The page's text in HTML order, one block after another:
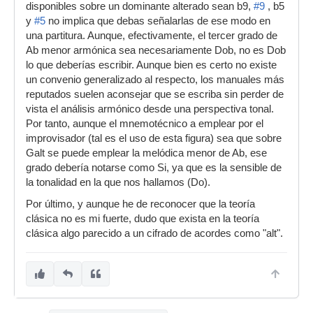
disponibles sobre un dominante alterado sean b9, #9 , b5
y #5 no implica que debas señalarlas de ese modo en
una partitura. Aunque, efectivamente, el tercer grado de
Ab menor armónica sea necesariamente Dob, no es Dob
lo que deberías escribir. Aunque bien es certo no existe
un convenio generalizado al respecto, los manuales más
reputados suelen aconsejar que se escriba sin perder de
vista el análisis armónico desde una perspectiva tonal.
Por tanto, aunque el mnemotécnico a emplear por el
improvisador (tal es el uso de esta figura) sea que sobre
Galt se puede emplear la melódica menor de Ab, ese
grado debería notarse como Si, ya que es la sensible de
la tonalidad en la que nos hallamos (Do).
Por último, y aunque he de reconocer que la teoría
clásica no es mi fuerte, dudo que exista en la teoría
clásica algo parecido a un cifrado de acordes como "alt".